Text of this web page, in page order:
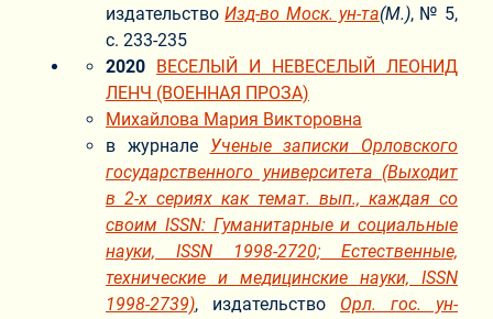
издательствоИзд-во Моск. ун-та(М.), № 5,
с. 233-235
2020
ВЕСЕЛЫЙ И НЕВЕСЕЛЫЙ ЛЕОНИД
ЛЕНЧ (ВОЕННАЯ ПРОЗА)
Михайлова Мария Викторовна
в журнале Ученые записки Орловского
государственного университета (Выходит
в 2-х сериях как темат. вып., каждая со
своим ISSN: Гуманитарные и социальные
науки, ISSN 1998-2720; Естественные,
технические и медицинские науки, ISSN
1998-2739), издательство Орл. гос. ун-